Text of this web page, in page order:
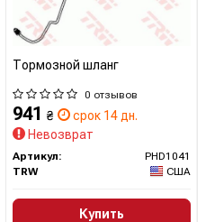
Тормозной шланг
0 отзывов
941 ₴
срок 14 дн.
Невозврат
Артикул:
PHD1041
TRW
США
Купить